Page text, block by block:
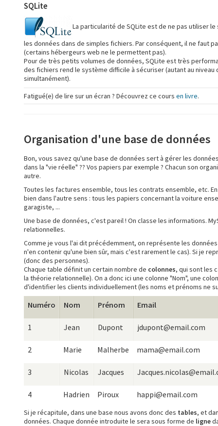
SQLite
La particularité de SQLite est de ne pas utiliser
les données dans de simples fichiers. Par conséquent, il ne faut
(certains hébergeurs web ne le permettent pas).
Pour de très petits volumes de données, SQLite est très
des fichiers rend le système difficile à sécuriser (autant au
simultanément).
Fatigué(e) de lire sur un écran ? Découvrez ce cours en livre.
Organisation d'une base de données
Bon, vous savez qu'une base de données sert à gérer les
dans la "vie réelle" ?? Vos papiers par exemple ? Chacun son
autre.
Toutes les factures ensemble, tous les contrats ensemble, etc.
bien dans l'autre sens : tous les papiers concernant la voiture
garagiste, ...
Une base de données, c'est pareil ! On classe les informations.
relationnelles.
Comme je vous l'ai dit précédemment, on représente les
n'en contenir qu'une bien sûr, mais c'est rarement le cas). Si je
(donc des personnes).
Chaque table définit un certain nombre de colonnes, qui sont les
la théorie relationnelle). On a donc ici une colonne "Nom", une
d'identifier les clients individuellement (les noms et prénoms ne
Numéro Nom Prénom Email
1 Jean Dupont jdupont@email.com
2 Marie Malherbe mama@email.com
3 Nicolas Jacques
4 Hadrien Piroux happi@email.com
Si je récapitule, dans une base nous avons donc des tables, et
données. Chaque donnée introduite le sera sous forme de ligne